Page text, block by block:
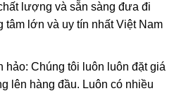
lượng và sẵn sàng đưa đi
tâm lớn và uy tín nhất Việt Nam
hảo: Chúng tôi luôn luôn đặt giá
lên hàng đầu. Luôn có nhiều